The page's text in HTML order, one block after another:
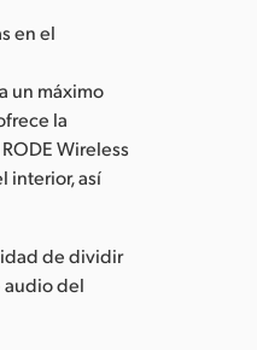
en el
un máximo
la
Wireless
interior, así
de dividir
audio del